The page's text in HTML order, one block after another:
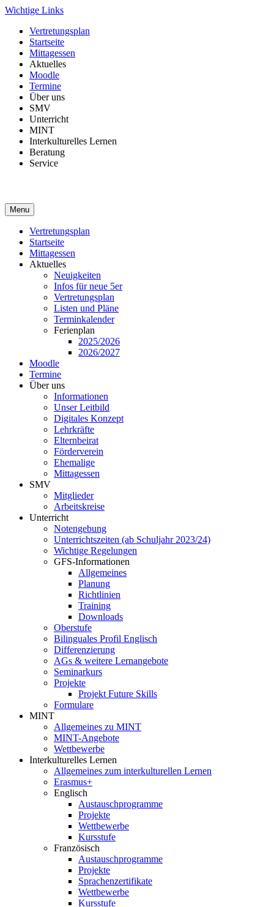
Skip
content
Wichtige Links
Vertretungsplan
Startseite
Mittagessen
Aktuelles
Moodle
Termine
Über uns
SMV
Unterricht
MINT
Interkulturelles Lernen
Beratung
Service
Menu
Vertretungsplan
Startseite
Mittagessen
Aktuelles
Neuigkeiten
Infos für neue 5er
Vertretungsplan
Listen und Pläne
Terminkalender
Ferienplan
2025/2026
2026/2027
Moodle
Termine
Über uns
Informationen
Unser Leitbild
Digitales Konzept
Lehrkräfte
Elternbeirat
Förderverein
Ehemalige
Mittagessen
SMV
Mitglieder
Arbeitskreise
Unterricht
Notengebung
Unterrichtszeiten (ab Schuljahr 2023/24)
Wichtige Regelungen
GFS-Informationen
Allgemeines
Planung
Richtlinien
Training
Downloads
Oberstufe
Bilinguales Profil Englisch
Differenzierung
AGs & weitere Lernangebote
Seminarkurs
Projekte
Projekt Future Skills
Formulare
MINT
Allgemeines zu MINT
MINT-Angebote
Wettbewerbe
Interkulturelles Lernen
Allgemeines zum interkulturellen Lernen
Erasmus+
Englisch
Austauschprogramme
Projekte
Wettbewerbe
Kursstufe
Französisch
Austauschprogramme
Projekte
Sprachenzertifikate
Wettbewerbe
Kursstufe